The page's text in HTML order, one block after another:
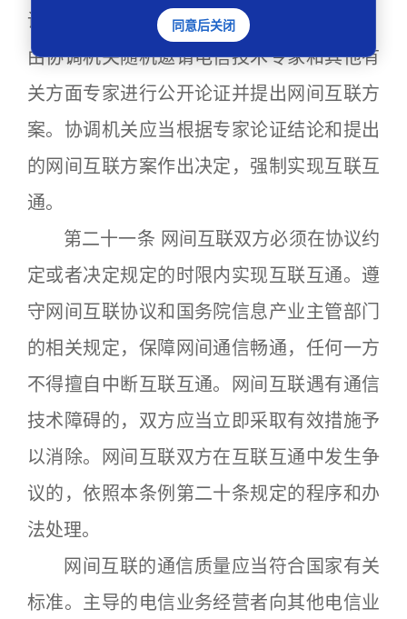
调之日起45日内经协调仍不能达成协议的，
由协调机关随机邀请电信技术专家和其他有
关方面专家进行公开论证并提出网间互联方
案。协调机关应当根据专家论证结论和提出
的网间互联方案作出决定，强制实现互联互
通。
第二十一条 网间互联双方必须在协议约
定或者决定规定的时限内实现互联互通。遵
守网间互联协议和国务院信息产业主管部门
的相关规定，保障网间通信畅通，任何一方
不得擅自中断互联互通。网间互联遇有通信
技术障碍的，双方应当立即采取有效措施予
以消除。网间互联双方在互联互通中发生争
议的，依照本条例第二十条规定的程序和办
法处理。
网间互联的通信质量应当符合国家有关
标准。主导的电信业务经营者向其他电信业
同意后关闭